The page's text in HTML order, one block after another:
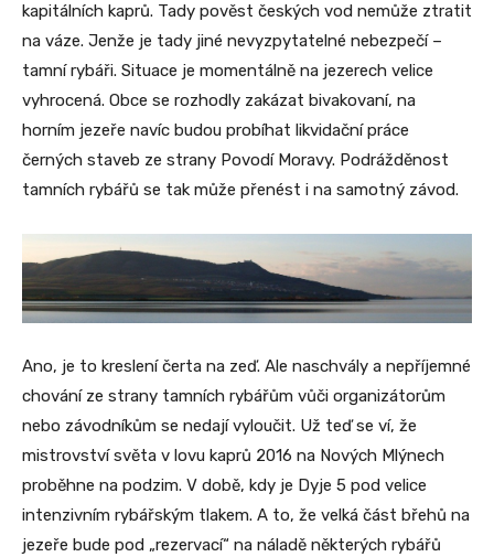
kapitálních kaprů. Tady pověst českých vod nemůže ztratit
na váze. Jenže je tady jiné nevyzpytatelné nebezpečí –
tamní rybáři. Situace je momentálně na jezerech velice
vyhrocená. Obce se rozhodly zakázat bivakovaní, na
horním jezeře navíc budou probíhat likvidační práce
černých staveb ze strany Povodí Moravy. Podrážděnost
tamních rybářů se tak může přenést i na samotný závod.
Ano, je to kreslení čerta na zeď. Ale naschvály a nepříjemné
chování ze strany tamních rybářům vůči organizátorům
nebo závodníkům se nedají vyloučit. Už teď se ví, že
mistrovství světa v lovu kaprů 2016 na Nových Mlýnech
proběhne na podzim. V době, kdy je Dyje 5 pod velice
intenzivním rybářským tlakem. A to, že velká část břehů na
jezeře bude pod „rezervací“ na náladě některých rybářů